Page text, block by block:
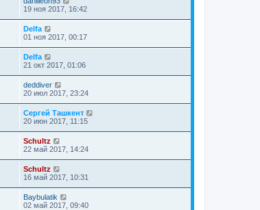
19 ноя 2017, 16:42
Delfa
01 ноя 2017, 00:17
Delfa
21 окт 2017, 01:06
deddiver
20 июл 2017, 23:24
Сергей Ташкент
20 июн 2017, 11:15
Schultz
22 май 2017, 14:24
Schultz
16 май 2017, 10:31
Baybulatik
02 май 2017, 09:40